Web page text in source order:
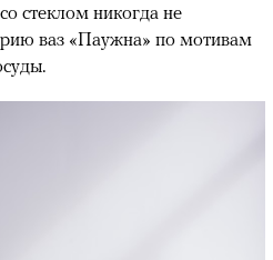
стеклом никогда не
ваз «Паужна» по мотивам